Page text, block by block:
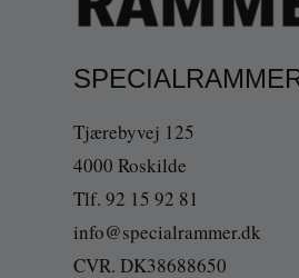
Tjærebyvej 125
4000 Roskilde
Tlf. 92 15 92 81
info@specialrammer.dk
CVR. DK38688650